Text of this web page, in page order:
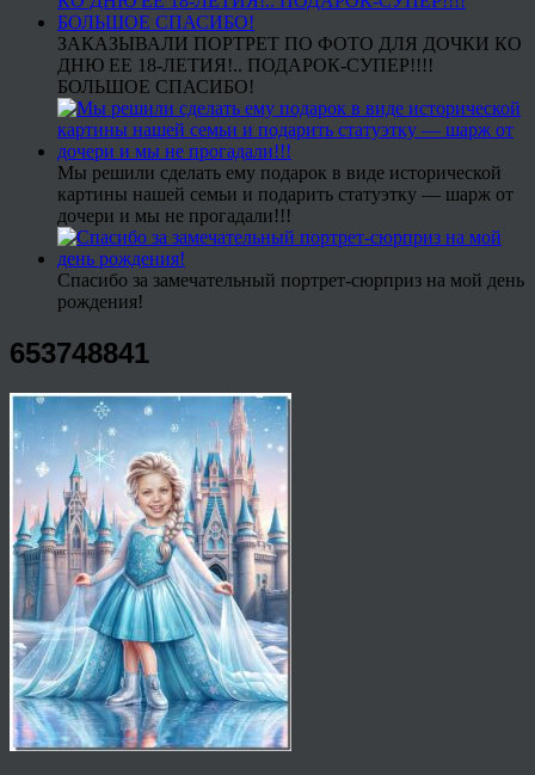
ЗАКАЗЫВАЛИ ПОРТРЕТ ПО ФОТО ДЛЯ ДОЧКИ КО
ДНЮ ЕЕ 18-ЛЕТИЯ!.. ПОДАРОК-СУПЕР!!!!
БОЛЬШОЕ СПАСИБО!
Мы решили сделать ему подарок в виде исторической
картины нашей семьи и подарить статуэтку — шарж от
дочери и мы не прогадали!!!
Спасибо за замечательный портрет-сюрприз на мой день
рождения!
653748841